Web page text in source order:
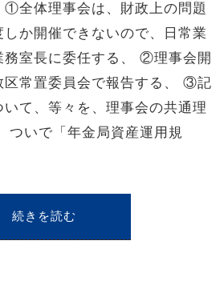
①全体理事会は、財政上の問題
しか開催できないので、日常業
務室長に委任する、 ②理事会開
区常置委員会で報告する、 ③記
て、等々を、理事会の共通理
ついで「年金局資産運用規
続きを読む